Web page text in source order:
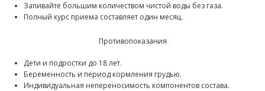
Запивайте большим количеством чистой воды без газа.
Полный курс приема составляет один месяц.
Противопоказания
Дети и подростки до 18 лет.
Беременность и период кормления грудью.
Индивидуальная непереносимость компонентов состава.